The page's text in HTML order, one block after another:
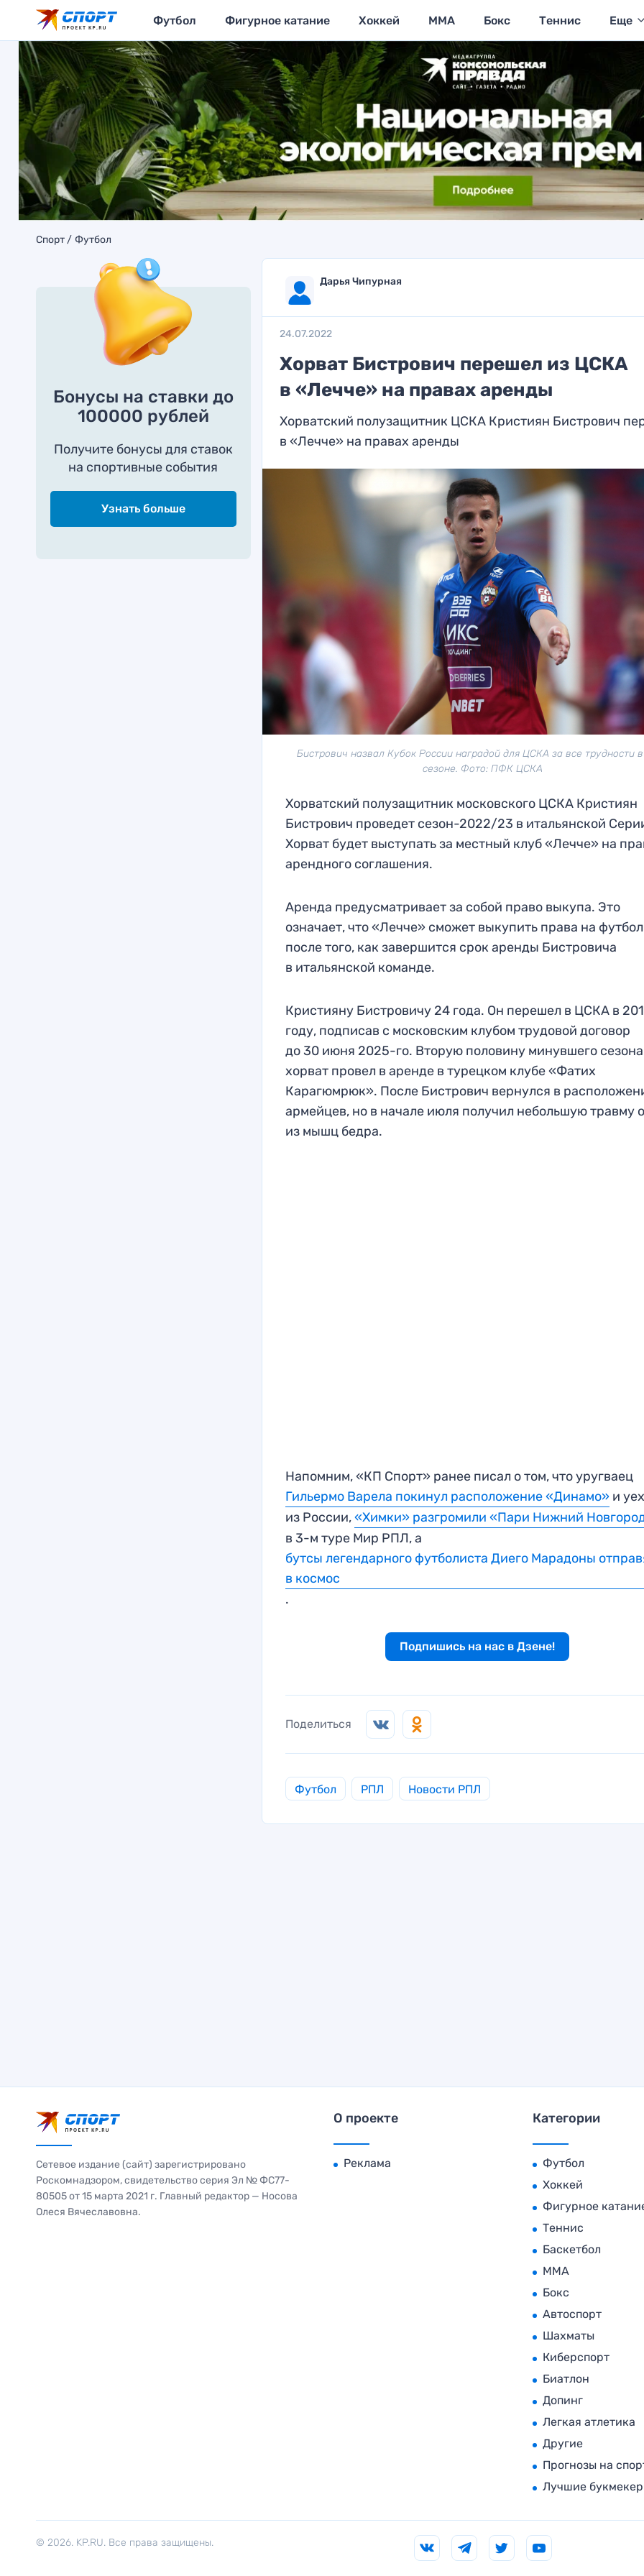
Футбол Фигурное катание Хоккей MMA Бокс Теннис Еще
Спорт Футбол
Бонусы на ставки до
100000 рублей
Получите бонусы для ставок
на спортивные события
Узнать больше
Дарья Чипурная
24.07.2022
Хорват Бистрович перешел из ЦСКА
в «Лечче» на правах аренды
Хорватский полузащитник ЦСКА Кристиян Бистрович
в «Лечче» на правах аренды
Бистрович назвал Кубок России наградой для ЦСКА за все трудности
сезоне. Фото: ПФК ЦСКА
Хорватский полузащитник московского ЦСКА Кристиян
Бистрович проведет сезон-2022/23 в итальянской
Хорват будет выступать за местный клуб «Лечче» на
арендного соглашения.
Аренда предусматривает за собой право выкупа. Это
означает, что «Лечче» сможет выкупить права на
после того, как завершится срок аренды Бистровича
в итальянской команде.
Кристияну Бистровичу 24 года. Он перешел в ЦСКА в
году, подписав с московским клубом трудовой договор
до 30 июня 2025-го. Вторую половину минувшего сезона
хорват провел в аренде в турецком клубе «Фатих
Карагюмрюк». После Бистрович вернулся в
армейцев, но в начале июля получил небольшую травму
из мышц бедра.
Напомним, «КП Спорт» ранее писал о том, что уругваец
Гильермо Варела покинул расположение «Динамо» и
из России,«Химки» разгромили «Пари Нижний
в 3-м туре Мир РПЛ, а
бутсы легендарного футболиста Диего Марадоны
в космос
.
Подпишись на нас в Дзене!
Поделиться
Футбол РПЛ Новости РПЛ
Сетевое издание (сайт) зарегистрировано
Роскомнадзором, свидетельство серия Эл № ФС77-
80505 от 15 марта 2021 г. Главный редактор — Носова
Олеся Вячеславовна.
О проекте
Реклама
Категории
Футбол
Хоккей
Фигурное
Теннис
Баскетбол
MMA
Бокс
Автоспорт
Шахматы
Киберспорт
Биатлон
Допинг
Легкая атлетика
Другие
Прогнозы на
Лучшие
© 2026. KP.RU. Все права защищены.